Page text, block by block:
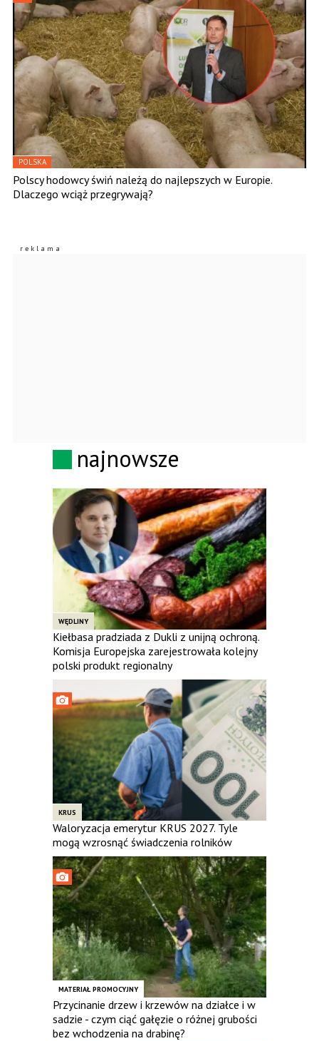
POLSKA
Polscy hodowcy świń należą do najlepszych w Europie.
Dlaczego wciąż przegrywają?
najnowsze
WĘDLINY
Kiełbasa pradziada z Dukli z unijną ochroną.
Komisja Europejska zarejestrowała kolejny
polski produkt regionalny
KRUS
Waloryzacja emerytur KRUS 2027. Tyle
mogą wzrosnąć świadczenia rolników
MATERIAŁ PROMOCYJNY
Przycinanie drzew i krzewów na działce i w
sadzie - czym ciąć gałęzie o różnej grubości
bez wchodzenia na drabinę?